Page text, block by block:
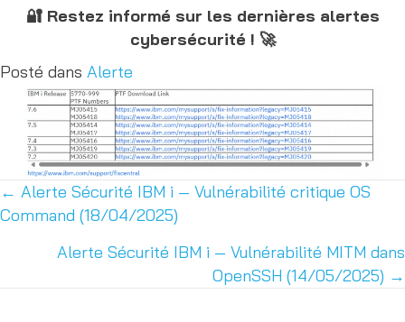
🔐 Restez informé sur les dernières alertes
cybersécurité ! 🚀
Posté dans Alerte
Posts
navigation
← Alerte Sécurité IBM i — Vulnérabilité critique OS
Command (18/04/2025)
Alerte Sécurité IBM i — Vulnérabilité MITM dans
OpenSSH (14/05/2025) →